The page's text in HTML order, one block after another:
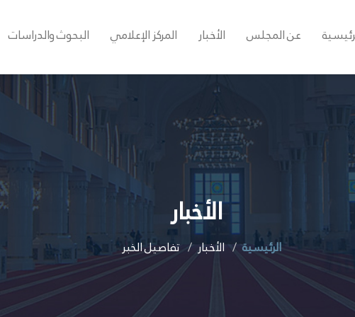
عن المجلس الأخبار المركز الإعلامي البحوث والدراسات
الأخبار
الرئيسية الأخبار تفاصيل الخبر